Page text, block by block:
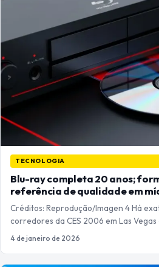
TECNOLOGIA
Blu-ray completa 20 anos;
referência de qualidade em
Créditos: Reprodução/Imagen 4 Há
corredores da CES 2006 em Las
4 de janeiro de 2026